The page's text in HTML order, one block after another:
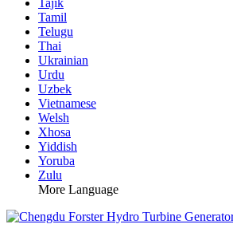
Tajik
Tamil
Telugu
Thai
Ukrainian
Urdu
Uzbek
Vietnamese
Welsh
Xhosa
Yiddish
Yoruba
Zulu
More Language